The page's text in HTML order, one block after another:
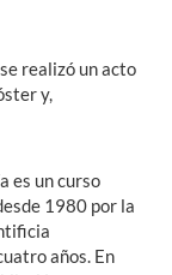
realizó un acto
y,
es un curso
1980 por la
años. En